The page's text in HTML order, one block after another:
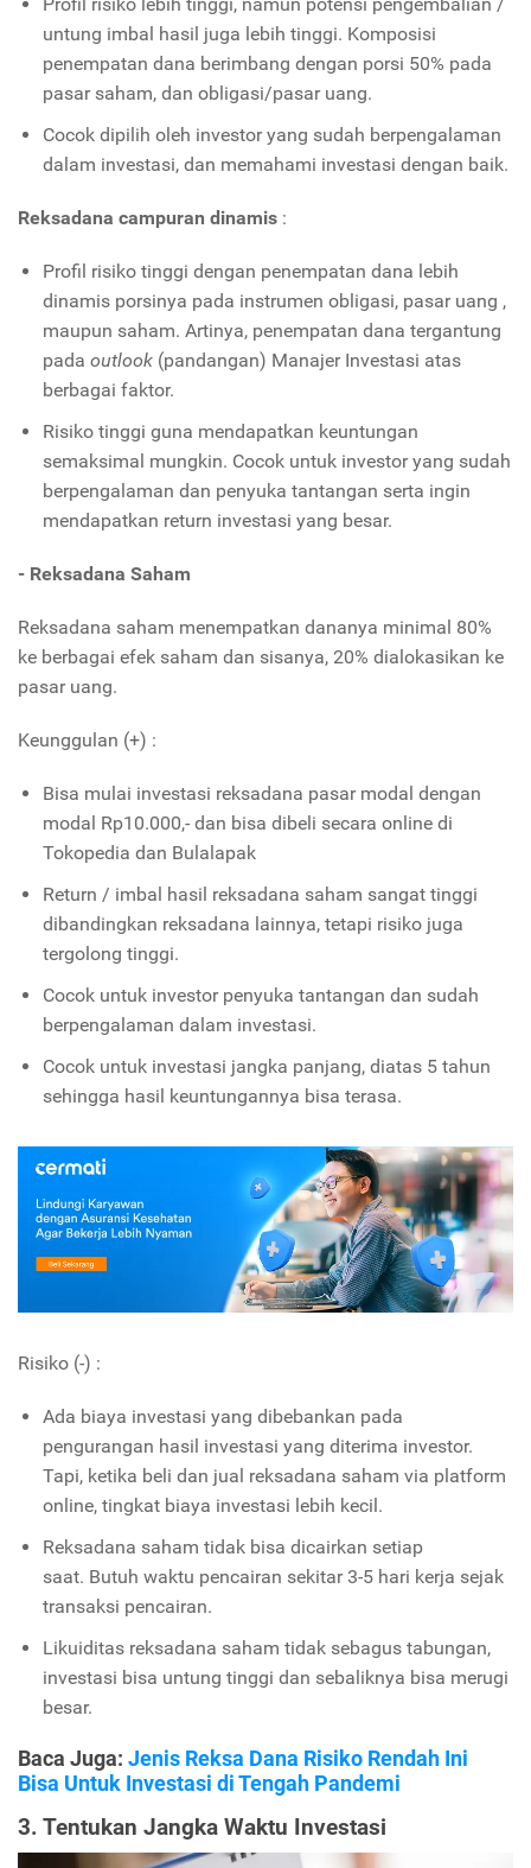
Profil risiko lebih tinggi, namun potensi pengembalian /
untung imbal hasil juga lebih tinggi. Komposisi
penempatan dana berimbang dengan porsi 50% pada
pasar saham, dan obligasi/pasar uang.
Cocok dipilih oleh investor yang sudah berpengalaman
dalam investasi, dan memahami investasi dengan baik.
Reksadana campuran dinamis :
Profil risiko tinggi dengan penempatan dana lebih
dinamis porsinya pada instrumen obligasi, pasar uang ,
maupun saham. Artinya, penempatan dana tergantung
pada outlook(pandangan) Manajer Investasi atas
berbagai faktor.
Risiko tinggi guna mendapatkan keuntungan
semaksimal mungkin. Cocok untuk investor yang sudah
berpengalaman dan penyuka tantangan serta ingin
mendapatkan return investasi yang besar.
- Reksadana Saham
Reksadana saham menempatkan dananya minimal 80%
ke berbagai efek saham dan sisanya, 20% dialokasikan ke
pasar uang.
Keunggulan (+) :
Bisa mulai investasi reksadana pasar modal dengan
modal Rp10.000,- dan bisa dibeli secara online di
Tokopedia dan Bulalapak
Return / imbal hasil reksadana saham sangat tinggi
dibandingkan reksadana lainnya, tetapi risiko juga
tergolong tinggi.
Cocok untuk investor penyuka tantangan dan sudah
berpengalaman dalam investasi.
Cocok untuk investasi jangka panjang, diatas 5 tahun
sehingga hasil keuntungannya bisa terasa.
Risiko (-) :
Ada biaya investasi yang dibebankan pada
pengurangan hasil investasi yang diterima investor.
Tapi, ketika beli dan jual reksadana saham via platform
online, tingkat biaya investasi lebih kecil.
Reksadana saham tidak bisa dicairkan setiap
saat. Butuh waktu pencairan sekitar 3-5 hari kerja sejak
transaksi pencairan.
Likuiditas reksadana saham tidak sebagus tabungan,
investasi bisa untung tinggi dan sebaliknya bisa merugi
besar.
Baca Juga: Jenis Reksa Dana Risiko Rendah Ini
Bisa Untuk Investasi di Tengah Pandemi
3. Tentukan Jangka Waktu Investasi